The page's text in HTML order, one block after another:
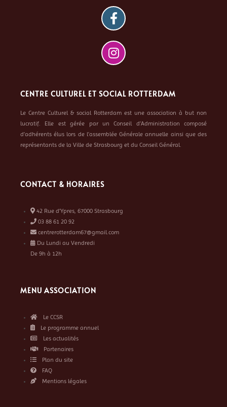
CENTRE CULTUREL ET SOCIAL ROTTERDAM
Le Centre Culturel & social Rotterdam est une association à but non
lucratif. Elle est gérée par un Conseil d’Administration composé
d’adhérents élus lors de l’assemblée Générale annuelle ainsi que des
représentants de la Ville de Strasbourg et du Conseil Général.
CONTACT & HORAIRES
42 Rue d’Ypres, 67000 Strasbourg
03 88 61 20 92
centrerotterdam67@gmail.com
Du Lundi au Vendredi
De 9h à 12h
MENU ASSOCIATION
Le CCSR
Le programme annuel
Les actualités
Partenaires
Plan du site
FAQ
Mentions légales